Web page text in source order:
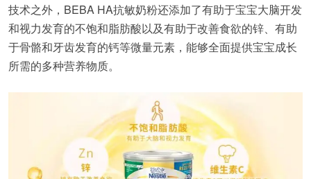
技术之外，BEBA HA抗敏奶粉还添加了有助于宝宝大脑开发
和视力发育的不饱和脂肪酸以及有助于改善食欲的锌、有助
于骨骼和牙齿发育的钙等微量元素，能够全面提供宝宝成长
所需的多种营养物质。